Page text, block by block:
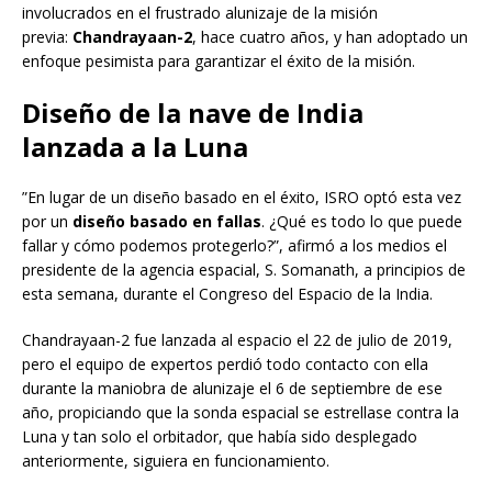
involucrados en el frustrado alunizaje de la misión
previa: Chandrayaan-2, hace cuatro años, y han adoptado un
enfoque pesimista para garantizar el éxito de la misión.
Diseño de la nave de India
lanzada a la Luna
”En lugar de un diseño basado en el éxito, ISRO optó esta vez
por un diseño basado en fallas. ¿Qué es todo lo que puede
fallar y cómo podemos protegerlo?”, afirmó a los medios el
presidente de la agencia espacial, S. Somanath, a principios de
esta semana, durante el Congreso del Espacio de la India.
Chandrayaan-2 fue lanzada al espacio el 22 de julio de 2019,
pero el equipo de expertos perdió todo contacto con ella
durante la maniobra de alunizaje el 6 de septiembre de ese
año, propiciando que la sonda espacial se estrellase contra la
Luna y tan solo el orbitador, que había sido desplegado
anteriormente, siguiera en funcionamiento.